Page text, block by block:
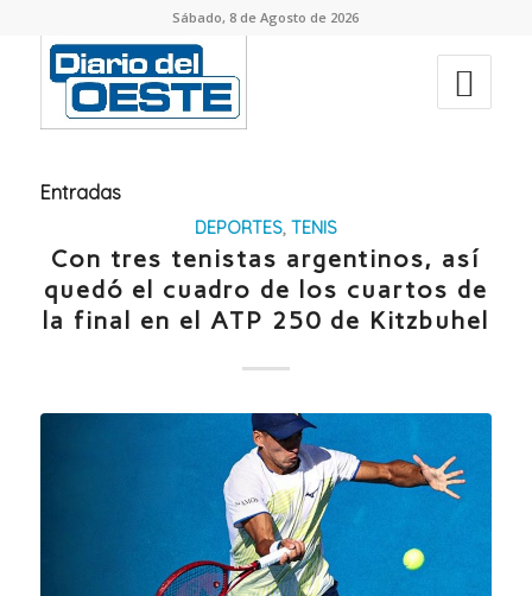
Sábado, 8 de Agosto de 2026
Entradas
DEPORTES, TENIS
Con tres tenistas argentinos, así
quedó el cuadro de los cuartos de
la final en el ATP 250 de Kitzbuhel